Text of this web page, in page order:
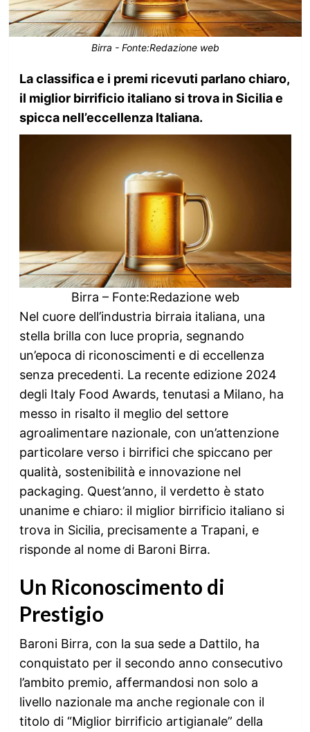
Birra - Fonte:Redazione web
La classifica e i premi ricevuti parlano chiaro,
il miglior birrificio italiano si trova in Sicilia e
spicca nell’eccellenza Italiana.
Birra – Fonte:Redazione web
Nel cuore dell’industria birraia italiana, una
stella brilla con luce propria, segnando
un’epoca di riconoscimenti e di eccellenza
senza precedenti. La recente edizione 2024
degli Italy Food Awards, tenutasi a Milano, ha
messo in risalto il meglio del settore
agroalimentare nazionale, con un’attenzione
particolare verso i birrifici che spiccano per
qualità, sostenibilità e innovazione nel
packaging. Quest’anno, il verdetto è stato
unanime e chiaro: il miglior birrificio italiano si
trova in Sicilia, precisamente a Trapani, e
risponde al nome di Baroni Birra.
Un Riconoscimento di
Prestigio
Baroni Birra, con la sua sede a Dattilo, ha
conquistato per il secondo anno consecutivo
l’ambito premio, affermandosi non solo a
livello nazionale ma anche regionale con il
titolo di “Miglior birrificio artigianale” della